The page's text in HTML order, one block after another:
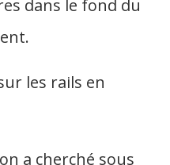
dans le fond du
les rails en
a cherché sous